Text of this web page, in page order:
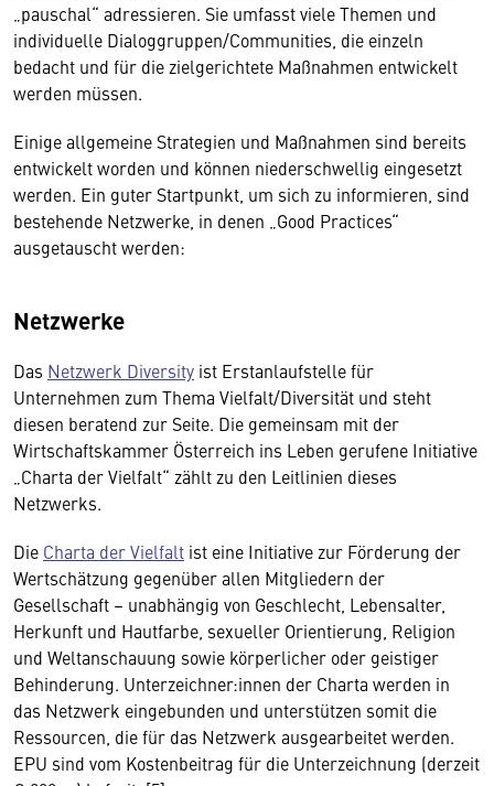
„pauschal“ adressieren. Sie umfasst viele Themen und
individuelle Dialoggruppen/Communities, die einzeln
bedacht und für die zielgerichtete Maßnahmen entwickelt
werden müssen.
Einige allgemeine Strategien und Maßnahmen sind bereits
entwickelt worden und können niederschwellig eingesetzt
werden. Ein guter Startpunkt, um sich zu informieren, sind
bestehende Netzwerke, in denen „Good Practices“
ausgetauscht werden:
Netzwerke
Das Netzwerk Diversity ist Erstanlaufstelle für
Unternehmen zum Thema Vielfalt/Diversität und steht
diesen beratend zur Seite. Die gemeinsam mit der
Wirtschaftskammer Österreich ins Leben gerufene Initiative
„Charta der Vielfalt“ zählt zu den Leitlinien dieses
Netzwerks.
Die Charta der Vielfalt ist eine Initiative zur Förderung der
Wertschätzung gegenüber allen Mitgliedern der
Gesellschaft – unabhängig von Geschlecht, Lebensalter,
Herkunft und Hautfarbe, sexueller Orientierung, Religion
und Weltanschauung sowie körperlicher oder geistiger
Behinderung. Unterzeichner:innen der Charta werden in
das Netzwerk eingebunden und unterstützen somit die
Ressourcen, die für das Netzwerk ausgearbeitet werden.
EPU sind vom Kostenbeitrag für die Unterzeichnung (derzeit